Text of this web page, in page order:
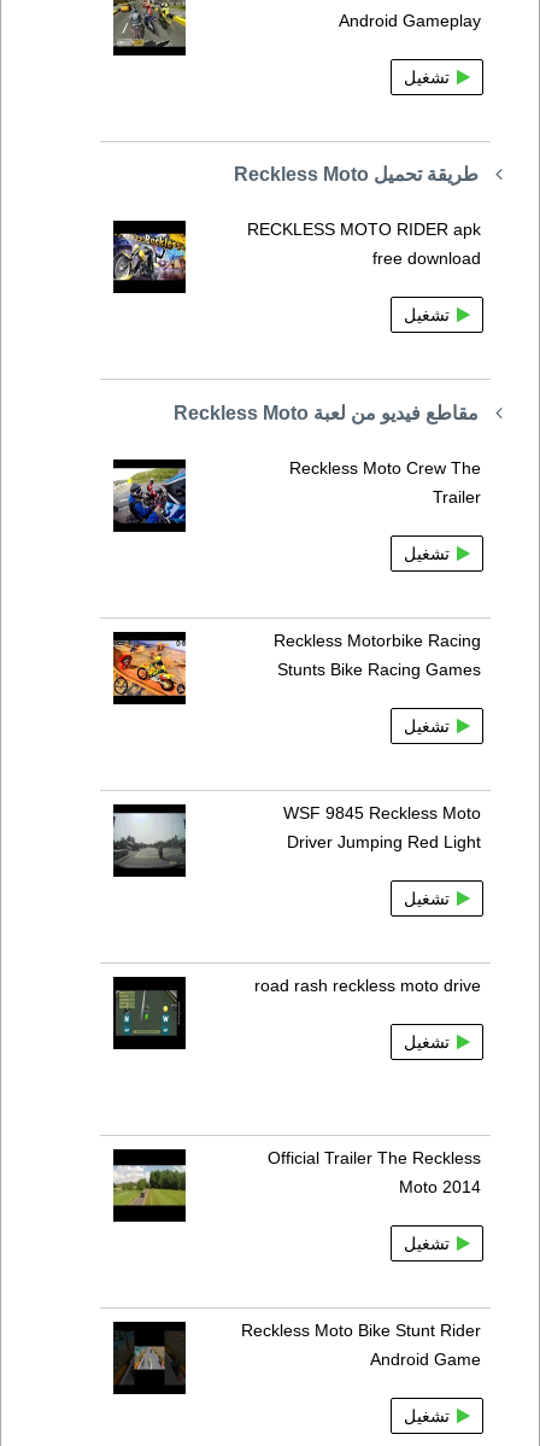
Android Gameplay
تشغيل
طريقة تحميل Reckless Moto
RECKLESS MOTO RIDER apk
free download
تشغيل
مقاطع فيديو من لعبة Reckless Moto
Reckless Moto Crew The
Trailer
تشغيل
Reckless Motorbike Racing
Stunts Bike Racing Games
تشغيل
WSF 9845 Reckless Moto
Driver Jumping Red Light
تشغيل
road rash reckless moto drive
تشغيل
Official Trailer The Reckless
Moto 2014
تشغيل
Reckless Moto Bike Stunt Rider
Android Game
تشغيل